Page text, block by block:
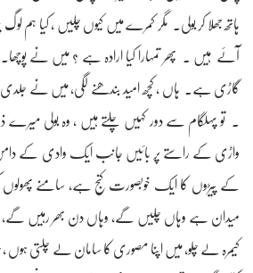
ہاتھ جھلا کر بولی۔ مگر کمرے میں کیوں چلیں ، کیا ہم
آئے ہیں ۔ پھر تمہارا کیا ارادہ ہے ؟ میں نے
گاڑی ہے۔ ہاں ، کچھ امید بندھنے لگی، میں نے جلدی سے
۔ تو پہلگام سے دور کہیں چلتے ہیں ، وہ بولی
واڑی کے راستے پر بائیں جانب ایک وادی کے دامن
کے پیڑوں کا ایک خوبصورت کنج ہے، سامنے
میدان ہے وہاں چلیں گے، وہاں دن بھر رہیں گے،
کیمرہ لے چلو، میں اپنا مصوری کا سامان لے چلتی